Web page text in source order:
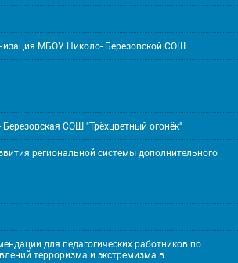
МБОУ Николо- Березовской СОШ
СОШ "Трёхцветный огонёк"
региональной системы дополнительного
для педагогических работников по
терроризма и экстремизма в